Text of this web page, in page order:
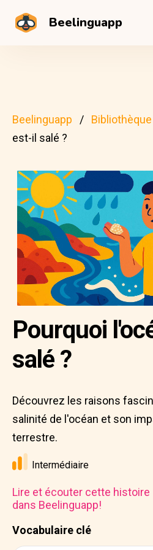
Beelinguapp
Beelinguapp Bibliothèque
est-il salé ?
Vocabulaire clé
Pourquoi
salé ?
Découvrez les raisons
salinité de l'océan et son
terrestre.
Intermédiaire
Lire et écouter cette histoire
dans Beelinguapp!